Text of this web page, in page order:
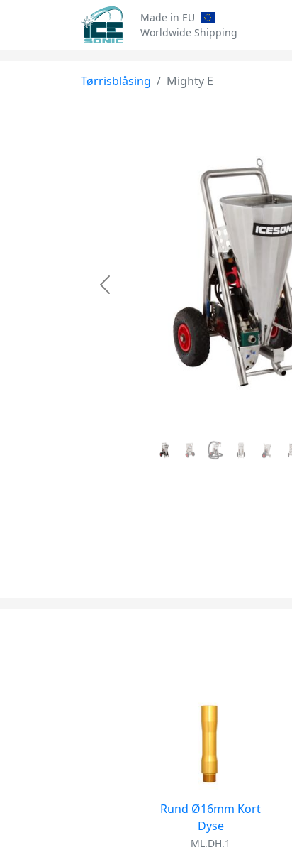
Made in EU
Worldwide Shipping
Tørrisblåsing Mighty E
Previous
Rund Ø16mm Kort
Dyse
ML.DH.1